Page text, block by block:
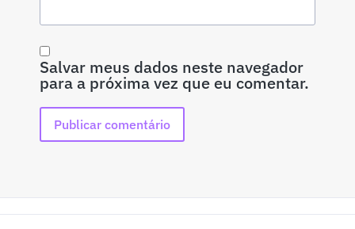
Salvar meus dados neste navegador
para a próxima vez que eu comentar.